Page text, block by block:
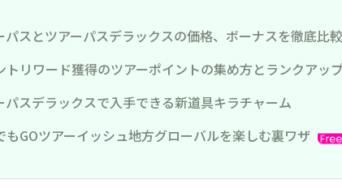
パスとツアーパスデラックスの価格、ボーナスを徹底比較
トリワード獲得のツアーポイントの集め方とランクアッ
パスデラックスで入手できる新道具キラチャーム
もGOツアーイッシュ地方グローバルを楽しむ裏ワザ